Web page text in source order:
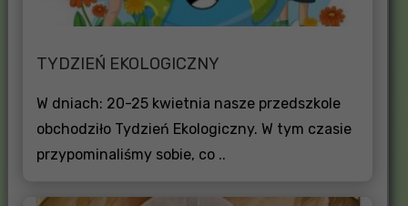
TYDZIEŃ EKOLOGICZNY
W dniach: 20-25 kwietnia nasze przedszkole
obchodziło Tydzień Ekologiczny. W tym czasie
przypominaliśmy sobie, co ..